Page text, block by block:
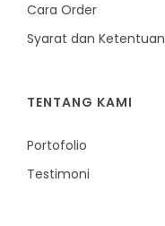
Cara Order
Syarat dan Ketentuan
TENTANG KAMI
Portofolio
Testimoni